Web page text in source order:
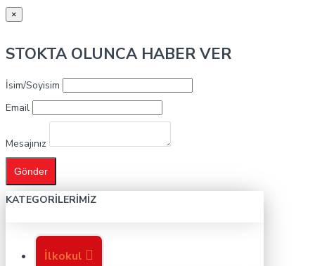
×
STOKTA OLUNCA HABER VER
İsim/Soyisim
Email
Mesajınız
Gönder
KATEGORILERIMIZ
İlkokul